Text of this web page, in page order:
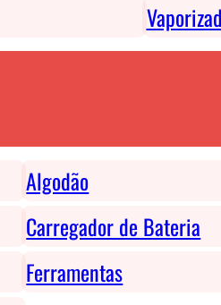
Algodão
Carregador de Bateria
Ferramentas